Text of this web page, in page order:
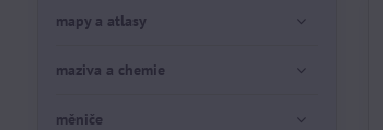
mapy a atlasy
maziva a chemie
měniče